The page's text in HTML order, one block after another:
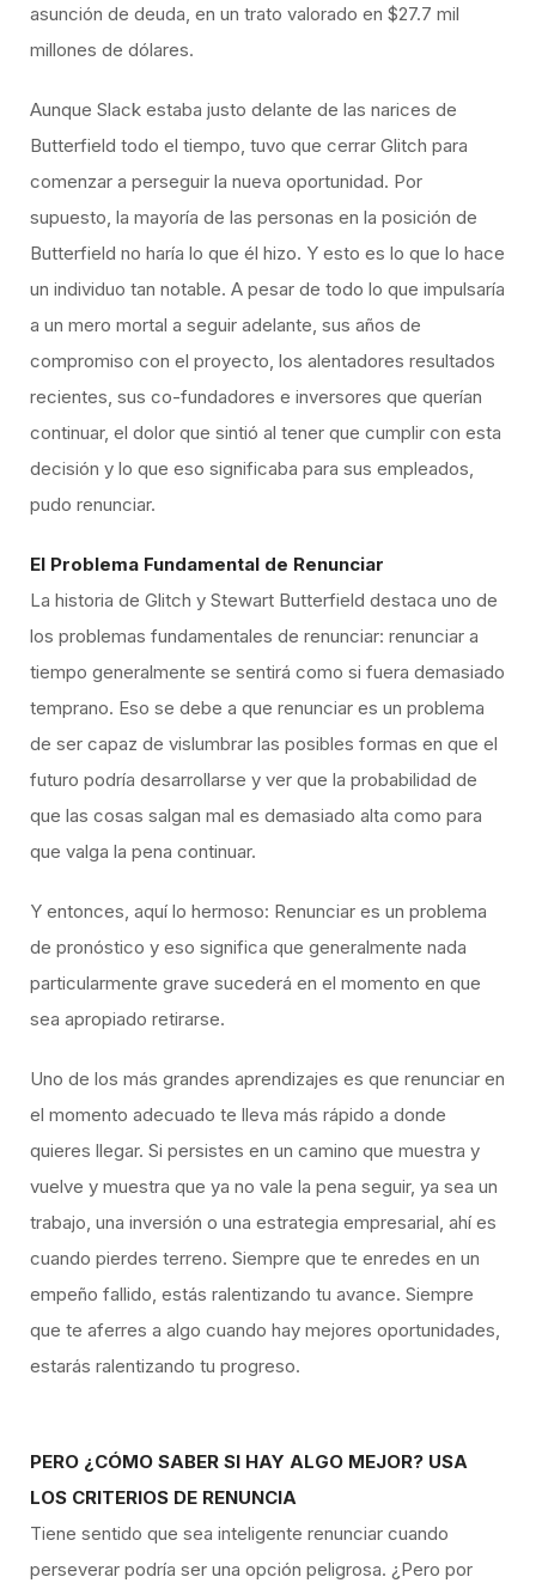
asunción de deuda, en un trato valorado en $27.7 mil
millones de dólares.
Aunque Slack estaba justo delante de las narices de
Butterfield todo el tiempo, tuvo que cerrar Glitch para
comenzar a perseguir la nueva oportunidad. Por
supuesto, la mayoría de las personas en la posición de
Butterfield no haría lo que él hizo. Y esto es lo que lo hace
un individuo tan notable. A pesar de todo lo que impulsaría
a un mero mortal a seguir adelante, sus años de
compromiso con el proyecto, los alentadores resultados
recientes, sus co-fundadores e inversores que querían
continuar, el dolor que sintió al tener que cumplir con esta
decisión y lo que eso significaba para sus empleados,
pudo renunciar.
El Problema Fundamental de Renunciar
La historia de Glitch y Stewart Butterfield destaca uno de
los problemas fundamentales de renunciar: renunciar a
tiempo generalmente se sentirá como si fuera demasiado
temprano. Eso se debe a que renunciar es un problema
de ser capaz de vislumbrar las posibles formas en que el
futuro podría desarrollarse y ver que la probabilidad de
que las cosas salgan mal es demasiado alta como para
que valga la pena continuar.
Y entonces, aquí lo hermoso: Renunciar es un problema
de pronóstico y eso significa que generalmente nada
particularmente grave sucederá en el momento en que
sea apropiado retirarse.
Uno de los más grandes aprendizajes es que renunciar en
el momento adecuado te lleva más rápido a donde
quieres llegar. Si persistes en un camino que muestra y
vuelve y muestra que ya no vale la pena seguir, ya sea un
trabajo, una inversión o una estrategia empresarial, ahí es
cuando pierdes terreno. Siempre que te enredes en un
empeño fallido, estás ralentizando tu avance. Siempre
que te aferres a algo cuando hay mejores oportunidades,
estarás ralentizando tu progreso.
PERO ¿CÓMO SABER SI HAY ALGO MEJOR? USA
LOS CRITERIOS DE RENUNCIA
Tiene sentido que sea inteligente renunciar cuando
perseverar podría ser una opción peligrosa. ¿Pero por